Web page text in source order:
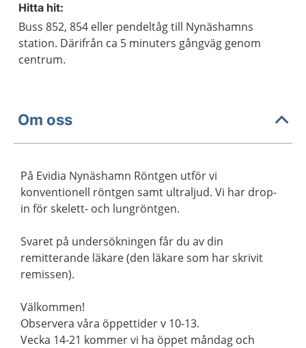
Hitta hit:
Buss 852, 854 eller pendeltåg till Nynäshamns
station. Därifrån ca 5 minuters gångväg genom
centrum.
Om oss
På Evidia Nynäshamn Röntgen utför vi
konventionell röntgen samt ultraljud. Vi har drop-
in för skelett- och lungröntgen.
Svaret på undersökningen får du av din
remitterande läkare (den läkare som har skrivit
remissen).
Välkommen!
Observera våra öppettider v 10-13.
Vecka 14-21 kommer vi ha öppet måndag och